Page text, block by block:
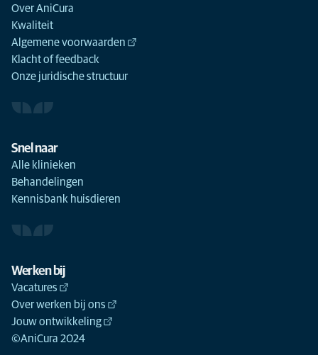
Over AniCura
Kwaliteit
Algemene voorwaarden
Klacht of feedback
Onze juridische structuur
Snel naar
Alle klinieken
Behandelingen
Kennisbank huisdieren
Werken bij
Vacatures
Over werken bij ons
Jouw ontwikkeling
©AniCura 2024